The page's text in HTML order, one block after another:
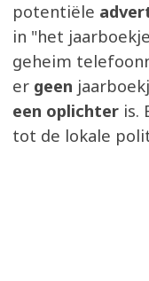
potentiële
in "het
geheim
er geen
een oplichter is.
tot de lokale